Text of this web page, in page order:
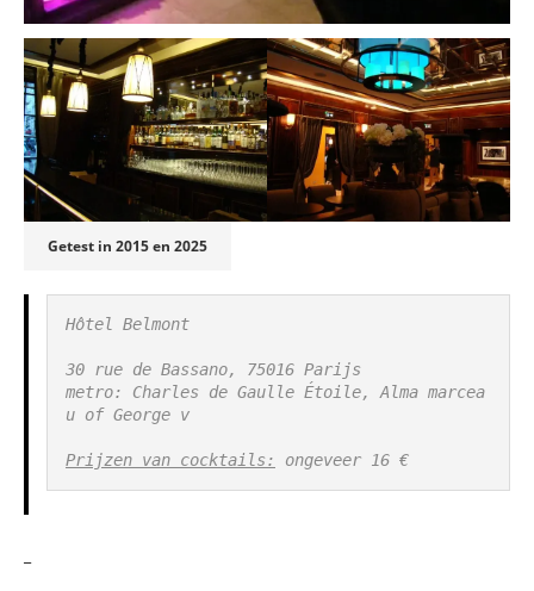
Getest in 2015 en 2025
Hôtel Belmont
30 rue de Bassano, 75016 Parijs
metro: Charles de Gaulle Étoile, Alma marcea
u of George v
Prijzen van cocktails: ongeveer 16 €